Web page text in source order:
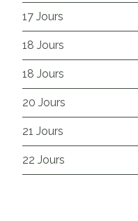
17 Jours
18 Jours
18 Jours
20 Jours
21 Jours
22 Jours